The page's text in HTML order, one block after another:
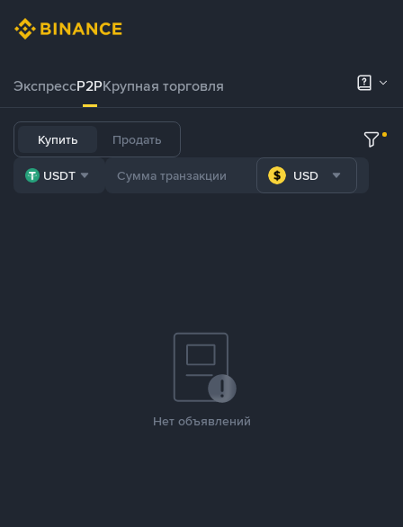
ЭкспрессP2PКрупная торговля
Купить Продать
USDT USD
Нет объявлений